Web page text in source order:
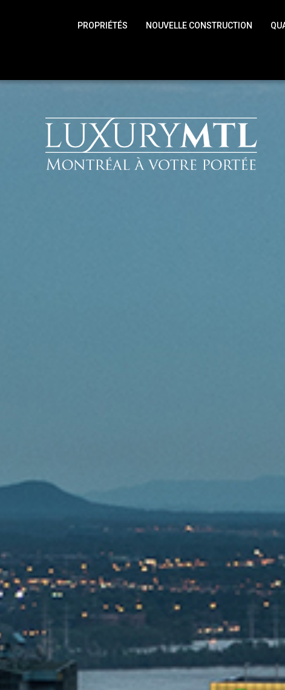
PROPRIÉTÉS NOUVELLE CONSTRUCTION